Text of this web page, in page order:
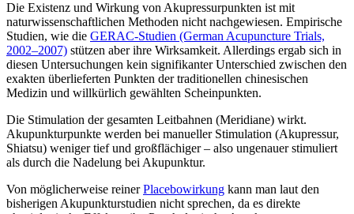
Die Existenz und Wirkung von Akupressurpunkten ist mit
naturwissenschaftlichen Methoden nicht nachgewiesen. Empirische
Studien, wie die GERAC-Studien (German Acupuncture Trials,
2002–2007) stützen aber ihre Wirksamkeit. Allerdings ergab sich in
diesen Untersuchungen kein signifikanter Unterschied zwischen den
exakten überlieferten Punkten der traditionellen chinesischen
Medizin und willkürlich gewählten Scheinpunkten.
Die Stimulation der gesamten Leitbahnen (Meridiane) wirkt.
Akupunkturpunkte werden bei manueller Stimulation (Akupressur,
Shiatsu) weniger tief und großflächiger – also ungenauer stimuliert
als durch die Nadelung bei Akupunktur.
Von möglicherweise reinerPlacebowirkung kann man laut den
bisherigen Akupunkturstudien nicht sprechen, da es direkte